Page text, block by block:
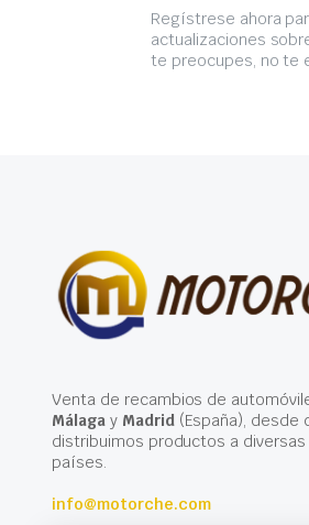
Regístrese ahora
actualizaciones
te preocupes, no te
Venta de recambios de
Málagay Madrid(España), desde
distribuimos productos a
países.
info@motorche.com